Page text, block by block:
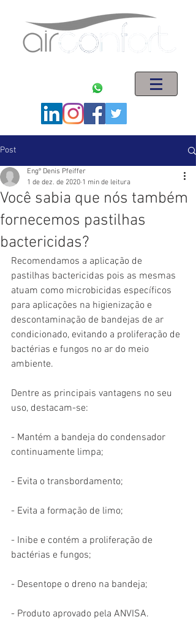
Post
Você sabia que nós também
fornecemos pastilhas
bactericidas?
Engº Denis Pfeiffer
1 de dez. de 2020 1 min de leitura
Recomendamos a aplicação de
pastilhas bactericidas pois as mesmas
atuam como microbicidas específicos
para aplicações na higienização e
descontaminação de bandejas de ar
condicionado, evitando a proliferação de
bactérias e fungos no ar do meio
ambiente.
Dentre as principais vantagens no seu
uso, destacam-se:
- Mantém a bandeja do condensador
continuamente limpa;
- Evita o transbordamento;
- Evita a formação de limo;
- Inibe e contém a proliferação de
bactérias e fungos;
- Desentope o dreno na bandeja;
- Produto aprovado pela ANVISA.